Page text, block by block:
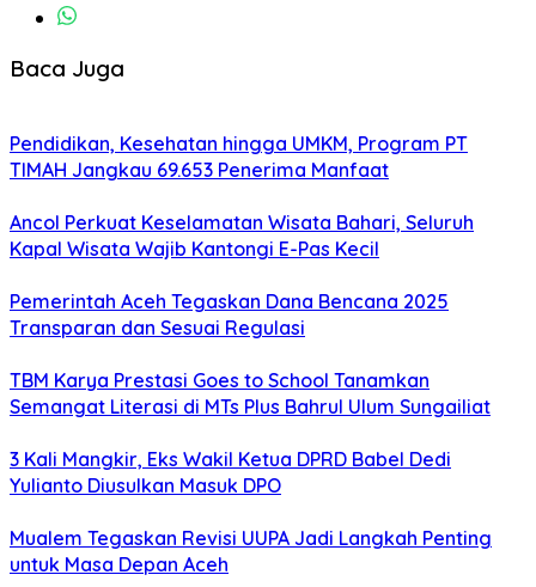
Baca Juga
Pendidikan, Kesehatan hingga UMKM, Program PT
TIMAH Jangkau 69.653 Penerima Manfaat
Ancol Perkuat Keselamatan Wisata Bahari, Seluruh
Kapal Wisata Wajib Kantongi E-Pas Kecil
Pemerintah Aceh Tegaskan Dana Bencana 2025
Transparan dan Sesuai Regulasi
TBM Karya Prestasi Goes to School Tanamkan
Semangat Literasi di MTs Plus Bahrul Ulum Sungailiat
3 Kali Mangkir, Eks Wakil Ketua DPRD Babel Dedi
Yulianto Diusulkan Masuk DPO
Mualem Tegaskan Revisi UUPA Jadi Langkah Penting
untuk Masa Depan Aceh